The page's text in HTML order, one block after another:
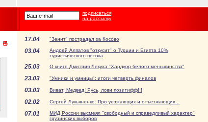
подписаться
на рассылку
17.04 "Зенит" пострадал за Косово
03.04
Андрей Алпатов "откусит" о Турции и Египта 10%
туристического потока
25.03 О книге Дмитрия Лекуха "Хардкор белого меньшинства"
23.03 "Умники и умницы": итоги четверть финалов
03.03 Виват, Медвед! Русь, лови позитифф!!!
02.02 Сергей Лукьяненко. Про уезжающих и отъезжающих...
07.01
МИД России высмеял "свободный и справедливый характер"
грузинских выборов